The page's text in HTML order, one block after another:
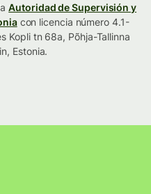
Autoridad de Supervisión y
con licencia número 4.1-
Kopli tn 68a, Põhja-Tallinna
Estonia.